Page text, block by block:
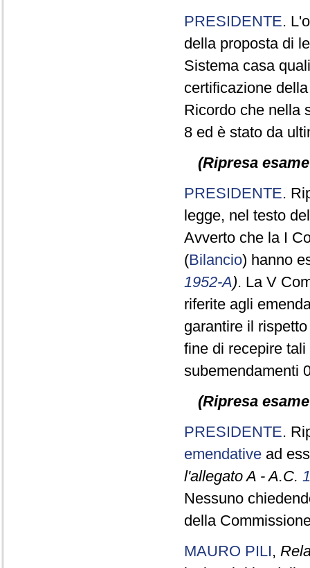
PRESIDENTE.
della proposta di
Sistema casa
certificazione
Ricordo che nella
8 ed è stato da
(Ripresa
PRESIDENTE.
legge, nel testo
Avverto che la I
(Bilancio) hanno
1952-A). La V
riferite agli
garantire il
fine di recepire
subemendamenti
(Ripresa
PRESIDENTE.
emendative ad
l'allegato A - A.C.
Nessuno
della
MAURO PILI,